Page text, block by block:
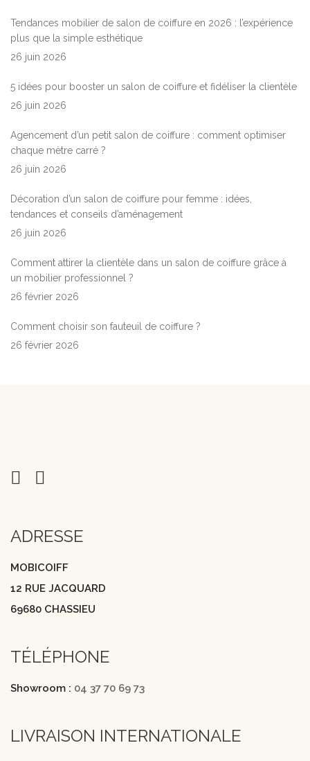
Tendances mobilier de salon de coiffure en 2026 : l’expérience
plus que la simple esthétique
26 juin 2026
5 idées pour booster un salon de coiffure et fidéliser la clientèle
26 juin 2026
Agencement d’un petit salon de coiffure : comment optimiser
chaque mètre carré ?
26 juin 2026
Décoration d’un salon de coiffure pour femme : idées,
tendances et conseils d’aménagement
26 juin 2026
Comment attirer la clientèle dans un salon de coiffure grâce à
un mobilier professionnel ?
26 février 2026
Comment choisir son fauteuil de coiffure ?
26 février 2026
ADRESSE
MOBICOIFF
12 RUE JACQUARD
69680 CHASSIEU
TÉLÉPHONE
Showroom : 04 37 70 69 73
LIVRAISON INTERNATIONALE